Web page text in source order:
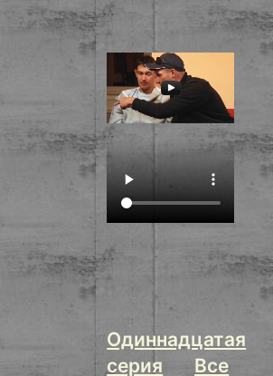
Одиннадцатая
серия
Все